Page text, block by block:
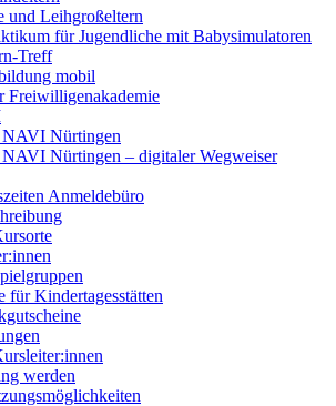
und Leihgroßeltern
für Jugendliche mit Babysimulatoren
Treff
mobil
Freiwilligenakademie
Nürtingen
Nürtingen – digitaler Wegweiser
Anmeldebüro
für Kindertagesstätten
werden